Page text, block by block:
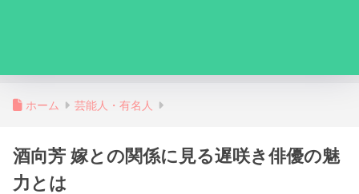
ホーム 芸能人・有名人
酒向芳 嫁との関係に見る遅咲き俳優の魅
力とは